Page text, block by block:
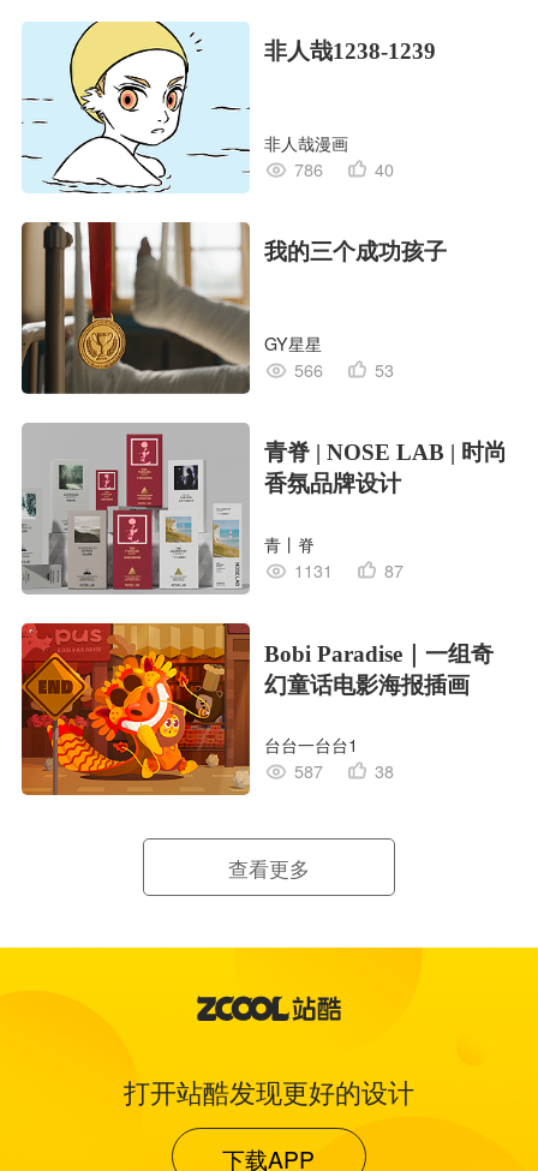
非人哉1238-1239
非人哉漫画
786
40
我的三个成功孩子
GY星星
566
53
青脊 | NOSE LAB | 时尚
香氛品牌设计
青丨脊
1131
87
Bobi Paradise｜一组奇
幻童话电影海报插画
台台一台台1
587
38
查看更多
打开站酷发现更好的设计
下载APP